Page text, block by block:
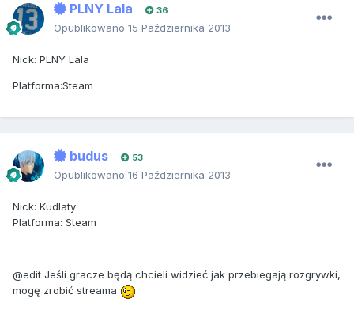
PLNY Lala 36
Opublikowano 15 Października 2013
Nick: PLNY Lala
Platforma:Steam
budus 53
Opublikowano 16 Października 2013
Nick: Kudlaty
Platforma: Steam
@edit Jeśli gracze będą chcieli widzieć jak przebiegają rozgrywki,
mogę zrobić streama